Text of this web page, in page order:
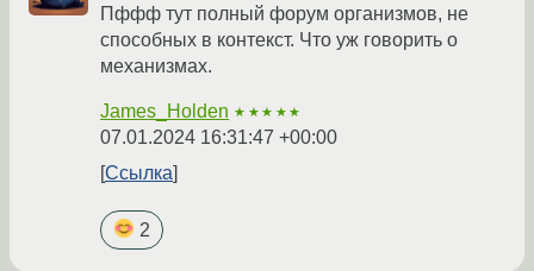
Пффф тут полный форум организмов, не
способных в контекст. Что уж говорить о
механизмах.
James_Holden ★★★★★
07.01.2024 16:31:47 +00:00
Ссылка
2